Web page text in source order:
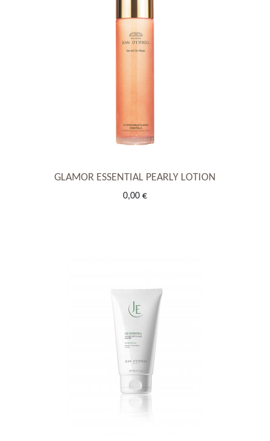
GLAMOR ESSENTIAL PEARLY LOTION
0,00 €